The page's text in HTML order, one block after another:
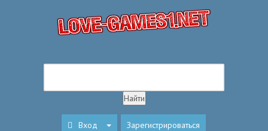
Вход Зарегистрироваться